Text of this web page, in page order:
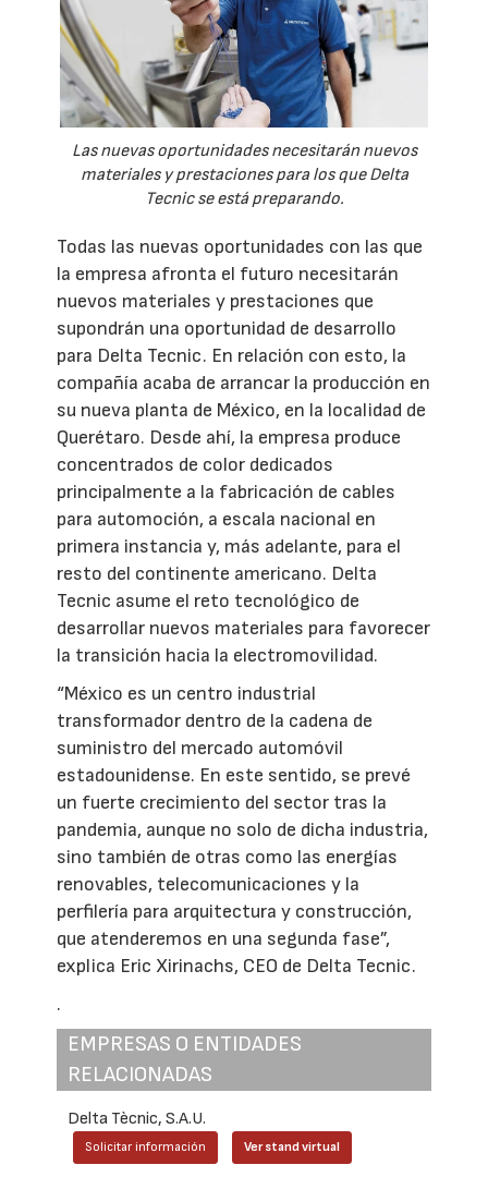
Las nuevas oportunidades necesitarán nuevos
materiales y prestaciones para los que Delta
Tecnic se está preparando.
Todas las nuevas oportunidades con las que
la empresa afronta el futuro necesitarán
nuevos materiales y prestaciones que
supondrán una oportunidad de desarrollo
para Delta Tecnic. En relación con esto, la
compañía acaba de arrancar la producción en
su nueva planta de México, en la localidad de
Querétaro. Desde ahí, la empresa produce
concentrados de color dedicados
principalmente a la fabricación de cables
para automoción, a escala nacional en
primera instancia y, más adelante, para el
resto del continente americano. Delta
Tecnic asume el reto tecnológico de
desarrollar nuevos materiales para favorecer
la transición hacia la electromovilidad.
“México es un centro industrial
transformador dentro de la cadena de
suministro del mercado automóvil
estadounidense. En este sentido, se prevé
un fuerte crecimiento del sector tras la
pandemia, aunque no solo de dicha industria,
sino también de otras como las energías
renovables, telecomunicaciones y la
perfilería para arquitectura y construcción,
que atenderemos en una segunda fase”,
explica Eric Xirinachs, CEO de Delta Tecnic.
.
EMPRESAS O ENTIDADES
RELACIONADAS
Delta Tècnic, S.A.U.
Solicitar información Ver stand virtual